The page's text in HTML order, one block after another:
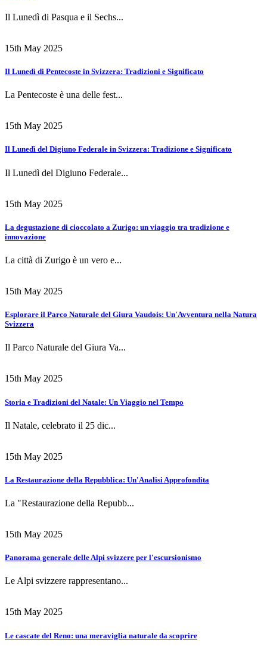
Il Lunedì di Pasqua e il Sechs...
15th May 2025
Il Lunedì di Pentecoste in Svizzera: Tradizioni e Significato
La Pentecoste è una delle fest...
15th May 2025
Il Lunedì del Digiuno Federale in Svizzera: Tradizione e Significato
Il Lunedì del Digiuno Federale...
15th May 2025
La degustazione di cioccolato a Zurigo: un viaggio tra tradizione e
innovazione
La città di Zurigo è un vero e...
15th May 2025
Esplorare il Parco Naturale del Giura Vaudois: Un'Avventura nella Natura
Svizzera
Il Parco Naturale del Giura Va...
15th May 2025
Storia e Tradizioni del Natale: Un Viaggio nel Tempo
Il Natale, celebrato il 25 dic...
15th May 2025
La Restaurazione della Repubblica: Un'Analisi Approfondita
La "Restaurazione della Repubb...
15th May 2025
Panorama generale delle Alpi svizzere per l'escursionismo
Le Alpi svizzere rappresentano...
15th May 2025
Le cascate del Reno: una meraviglia naturale da scoprire